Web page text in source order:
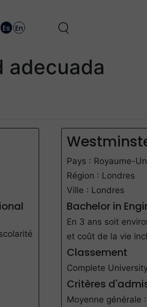
Es En
adecuada
Pays : Royaume-
Région : Londres
Ville : Londres
Bachelor in
En 3 ans soit
et coût de la vie
Classement
Complete
Critères
Moyenne générale